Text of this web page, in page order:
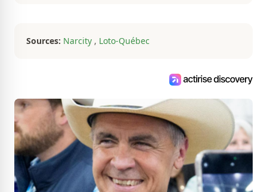
Sources: Narcity , Loto-Québec